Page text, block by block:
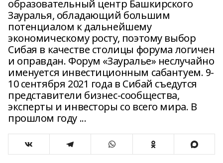
образовательный центр Башкирского
Зауралья, обладающий большим
потенциалом к дальнейшему
экономическому росту, поэтому выбор
Сибая в качестве столицы форума логичен
и оправдан. Форум «Зауралье» неслучайно
именуется инвестиционным сабантуем. 9-
10 сентября 2021 года в Сибай съедутся
представители бизнес-сообщества,
эксперты и инвесторы со всего мира. В
прошлом году ...